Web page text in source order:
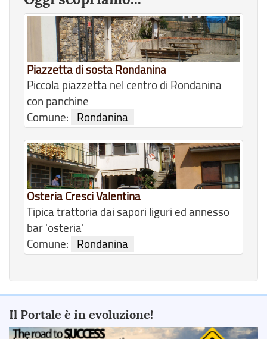
Piazzetta di sosta Rondanina
Piccola piazzetta nel centro di Rondanina
con panchine
Comune:
Rondanina
Osteria Cresci Valentina
Tipica trattoria dai sapori liguri ed annesso
bar 'osteria'
Comune:
Rondanina
Il Portale è in evoluzione!